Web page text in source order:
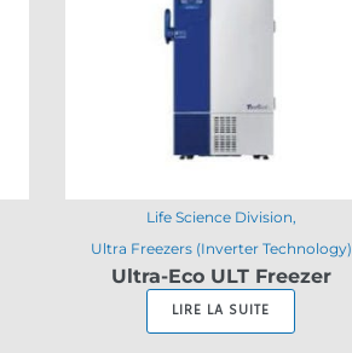
Life Science Division
Ultra Freezers (Inverter Technology)
Ultra-Eco ULT Freezer
LIRE LA SUITE